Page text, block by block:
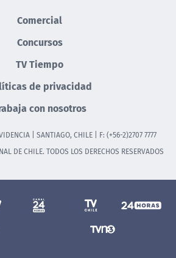
Comercial
Concursos
TV Tiempo
de privacidad
con nosotros
| SANTIAGO, CHILE | F: (+56-2)2707 7777
DE CHILE. TODOS LOS DERECHOS RESERVADOS